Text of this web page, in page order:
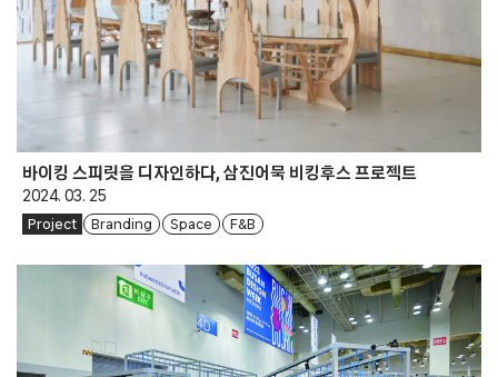
바이킹 스피릿을 디자인하다, 삼진어묵 비킹후스 프로젝트
2024. 03. 25
Project Branding Space F&B